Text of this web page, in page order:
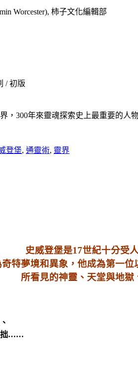
Worcester), 柿子文化編輯部
/ 初版
300年來靈魂探索史上最重要的人物
登堡, 通靈術, 靈界
史威登堡是17世紀十分受
奇特夢境和異象，他成為第一
所看見的神靈、天堂與地
拙……